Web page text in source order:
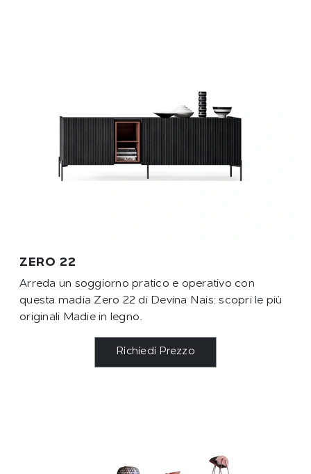
ZERO 22
Arreda un soggiorno pratico e operativo con
questa madia Zero 22 di Devina Nais: scopri le più
originali Madie in legno.
Richiedi Prezzo